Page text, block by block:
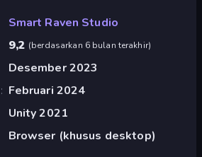
Smart Raven Studio
9,2 (berdasarkan 6 bulan terakhir)
Desember 2023
Februari 2024
Unity 2021
Browser (khusus desktop)